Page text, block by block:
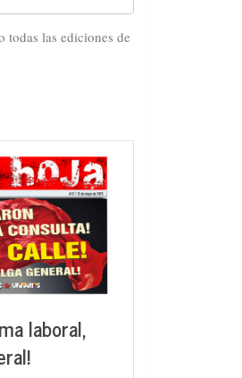
todas las ediciones de
laboral,